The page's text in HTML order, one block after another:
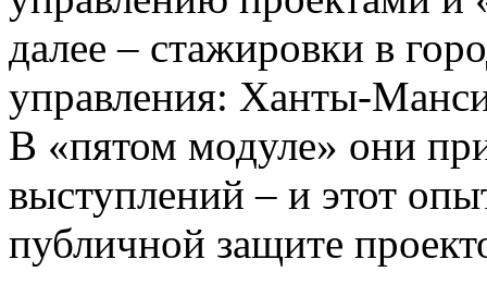
далее – стажировки в
управления: Ханты-
В «пятом модуле» они
выступлений – и этот
публичной защите